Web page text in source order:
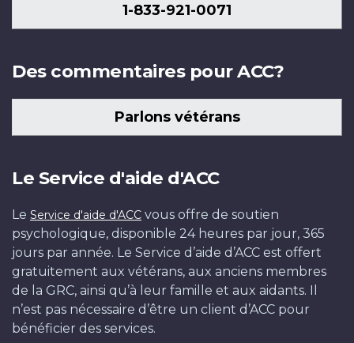
1-833-921-0071
Des commentaires pour ACC?
Parlons vétérans
Le Service d'aide d'ACC
Le Service d'aide d'ACC vous offre de soutien
psychologique, disponible 24 heures par jour, 365
jours par année. Le Service d’aide d’ACC est offert
gratuitement aux vétérans, aux anciens membres
de la GRC, ainsi qu’à leur famille et aux aidants. Il
n’est pas nécessaire d’être un client d’ACC pour
bénéficier des services.